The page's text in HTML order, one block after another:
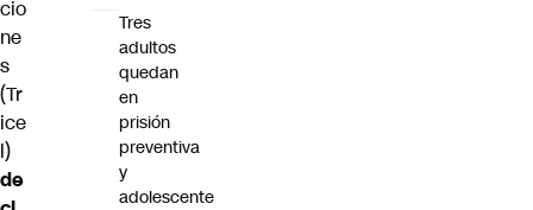
cio
ne
s
(Tr
ice
l)
de
Tres
adultos
quedan
en
prisión
preventiva
y
adolescente